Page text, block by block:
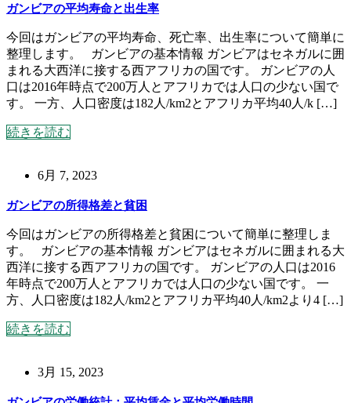
ガンビアの平均寿命と出生率
今回はガンビアの平均寿命、死亡率、出生率について簡単に
整理します。 ガンビアの基本情報 ガンビアはセネガルに囲
まれる大西洋に接する西アフリカの国です。 ガンビアの人
口は2016年時点で200万人とアフリカでは人口の少ない国で
す。 一方、人口密度は182人/km2とアフリカ平均40人/k […]
続きを読む
6月 7, 2023
ガンビアの所得格差と貧困
今回はガンビアの所得格差と貧困について簡単に整理しま
す。 ガンビアの基本情報 ガンビアはセネガルに囲まれる大
西洋に接する西アフリカの国です。 ガンビアの人口は2016
年時点で200万人とアフリカでは人口の少ない国です。 一
方、人口密度は182人/km2とアフリカ平均40人/km2より4 […]
続きを読む
3月 15, 2023